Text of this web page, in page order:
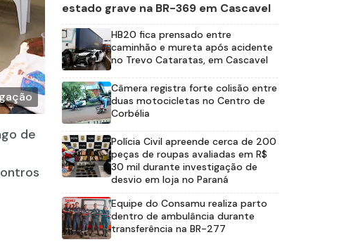
de
estado grave na BR-369 em Cascavel
HB20 fica prensado entre
caminhão e mureta após acidente
no Trevo Cataratas, em Cascavel
Câmera registra forte colisão entre
duas motocicletas no Centro de
Corbélia
Polícia Civil apreende cerca de 200
peças de roupas avaliadas em R$
30 mil durante investigação de
desvio em loja no Paraná
Equipe do Consamu realiza parto
dentro de ambulância durante
transferência na BR-277